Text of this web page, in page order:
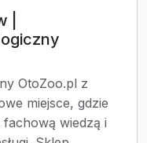
|
OtoZoo.pl z
miejsce, gdzie
fachową wiedzą i